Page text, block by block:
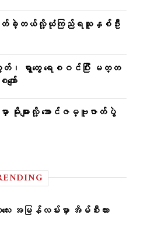
ခဲ့တယ်လို့ယုံကြည်ရသူနှစ်ဦး
တ်၊ ရွာတွေ ရေစဝင်ပြီး မတ္တ
ော်
မိုးများလို့ အောင်ဇမ္ဗူဇာတ်ပွဲ
အမြန်လမ်းမှာ အိမ်စီးကား